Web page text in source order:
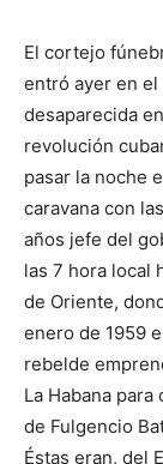
El cortejo
entró ayer en
desaparecida
revolución
pasar la noche
caravana con
años jefe del
las 7 hora local
de Oriente,
enero de 1959
rebelde
La Habana
de Fulgencio
Éstas eran, del